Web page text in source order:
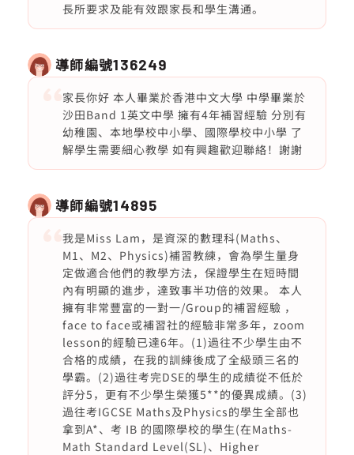
長所要求及能有效跟家長和學生溝通。
導師編號136249
家長你好 本人畢業於香港中文大學 中學畢業於
沙田Band 1英文中學 擁有4年補習經驗 分別有
幼稚園、本地學校中小學、國際學校中小學 了
解學生需要細心教學 如有興趣歡迎聯絡！謝謝
導師編號14895
我是Miss Lam，是資深的數理科(Maths、
M1、M2、Physics)補習教練，會為學生量身
定做適合他們的教學方法，保證學生在短時間
內有明顯的進步，達致事半功倍的效果。 本人
擁有非常豐富的一對一/Group的補習經驗 ，
face to face或補習社的經驗非常多年，zoom
lesson的經驗已達6年。(1)過往不少學生由不
合格的成績，在我的訓練後成了全級頭三名的
學霸。(2)過往考完DSE的學生的成績從不低於
評分5，更有不少學生榮獲5**的優異成績。(3)
過往考IGCSE Maths及Physics的學生全部也
拿到A*、考 IB 的國際學校的學生(在Maths-
Math Standard Level(SL)、Higher